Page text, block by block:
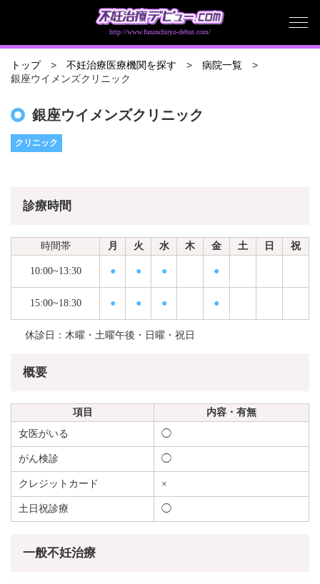
http://www.funinchiryo-debut.com/
トップ 不妊治療医療機関を探す 病院一覧
銀座ウイメンズクリニック
銀座ウイメンズクリニック
クリニック
診療時間
時間帯 月 火 水 木 金 土 日 祝
10:00~13:30 ● ● ● ●
15:00~18:30 ● ● ● ●
休診日：木曜・土曜午後・日曜・祝日
概要
項目
内容・有無
女医がいる
◯
がん検診 ◯
クレジットカード ×
土日祝診療 ◯
一般不妊治療